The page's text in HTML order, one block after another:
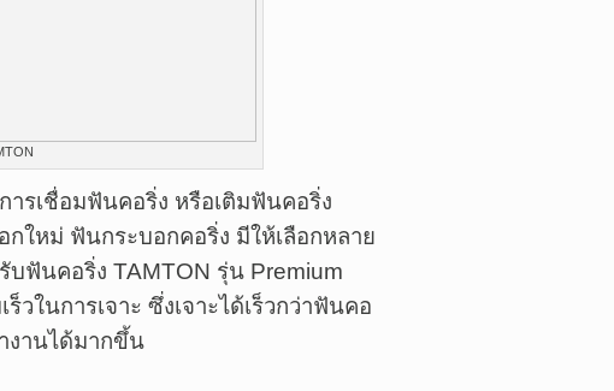
ารเชื่อมฟันคอริ่ง หรือเติมฟันคอริ่ง
ใหม่ ฟันกระบอกคอริ่ง มีให้เลือกหลาย
ฟันคอริ่ง TAMTON รุ่น Premium
ในการเจาะ ซึ่งเจาะได้เร็วกว่าฟันคอ
งานได้มากขึ้น